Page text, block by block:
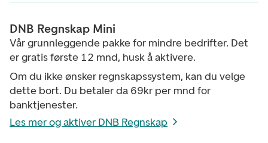
DNB Regnskap Mini
Vår grunnleggende pakke for mindre bedrifter. Det
er gratis første 12 mnd, husk å aktivere.
Om du ikke ønsker regnskapssystem, kan du velge
dette bort. Du betaler da 69kr per mnd for
banktjenester.
Les mer og aktiver DNB Regnskap